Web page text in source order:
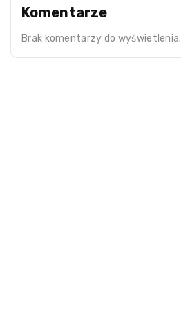
Komentarze
Brak komentarzy do wyświetlenia.